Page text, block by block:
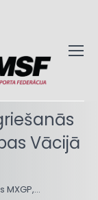
Vācijā
MXGP,…